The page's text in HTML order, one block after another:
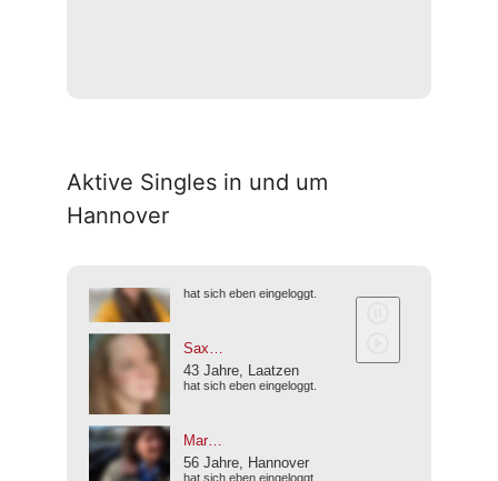
Aktive Singles in und um
Hannover